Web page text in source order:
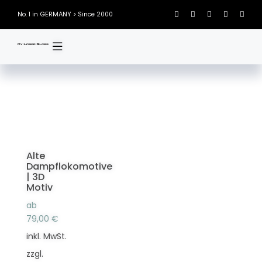
content
No. 1 in GERMANY > Since 2000
Alte
Dampflokomotive
| 3D
Motiv
ab
79,00 €
inkl. MwSt.
zzgl.